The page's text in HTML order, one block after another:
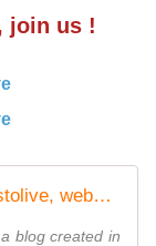
join us !
Tiësto - World Dates Tour 2025 - Tiestolive, website Tiesto
blog created in